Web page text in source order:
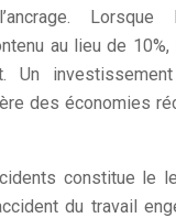
Lorsque
au lieu de
Un
des économies
constitue le
du travail